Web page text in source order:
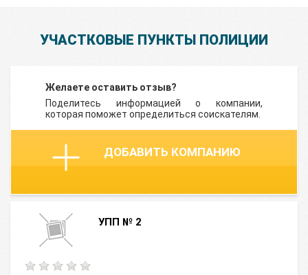
УЧАСТКОВЫЕ ПУНКТЫ ПОЛИЦИИ
Желаете оставить отзыв?
Поделитесь информацией о компании,
которая поможет определиться соискателям.
ДОБАВИТЬ КОМПАНИЮ
УПП № 2